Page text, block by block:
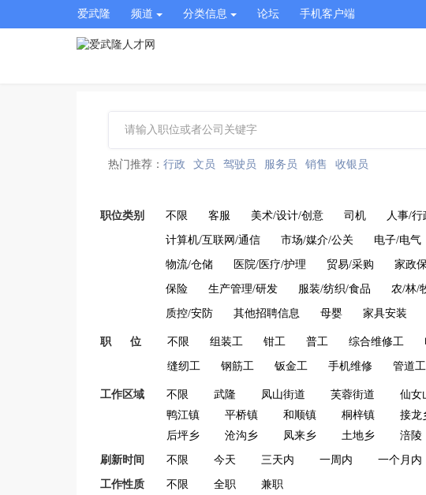
爱武隆 频道 分类信息 论坛 手机客户端
热门推荐： 行政 文员 驾驶员 服务员 销售 收银员
职位类别 不限 客服 美术/设计/创意 司机 人事/行
计算机/互联网/通信 市场/媒介/公关 电子/电气
物流/仓储 医院/医疗/护理 贸易/采购 家政
保险 生产管理/研发 服装/纺织/食品 农/林/
质控/安防 其他招聘信息 母婴 家具安装
职 位 不限 组装工 钳工 普工 综合维修工
缝纫工 钢筋工 钣金工 手机维修 管道工
工作区域 不限 武隆 凤山街道 芙蓉街道 仙女
鸭江镇
平桥镇 和顺镇 桐梓镇 接龙
后坪乡
沧沟乡 凤来乡 土地乡 涪陵
刷新时间 不限 今天 三天内 一周内 一个月内
工作性质 不限 全职 兼职